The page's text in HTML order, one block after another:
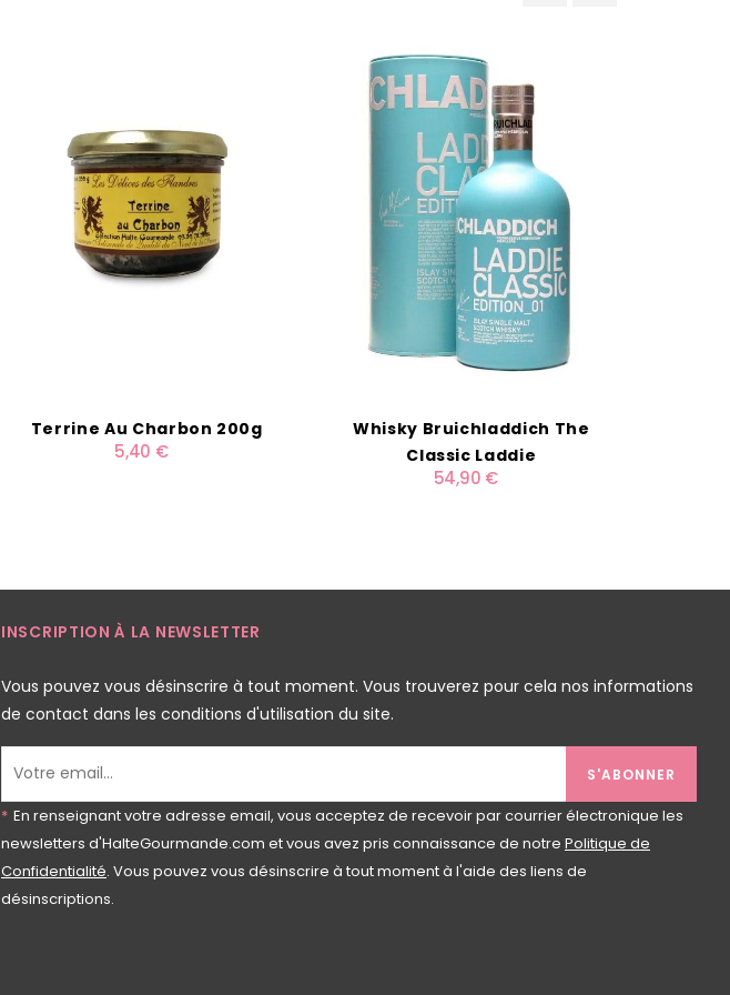
Terrine Au Charbon 200g
5,40 €
Whisky Bruichladdich The
Classic Laddie
54,90 €
INSCRIPTION À LA NEWSLETTER
Vous pouvez vous désinscrire à tout moment. Vous trouverez pour cela nos informations
de contact dans les conditions d'utilisation du site.
S'ABONNER
* En renseignant votre adresse email, vous acceptez de recevoir par courrier électronique les
newsletters d'HalteGourmande.com et vous avez pris connaissance de notre Politique de
Confidentialité. Vous pouvez vous désinscrire à tout moment à l'aide des liens de
désinscriptions.